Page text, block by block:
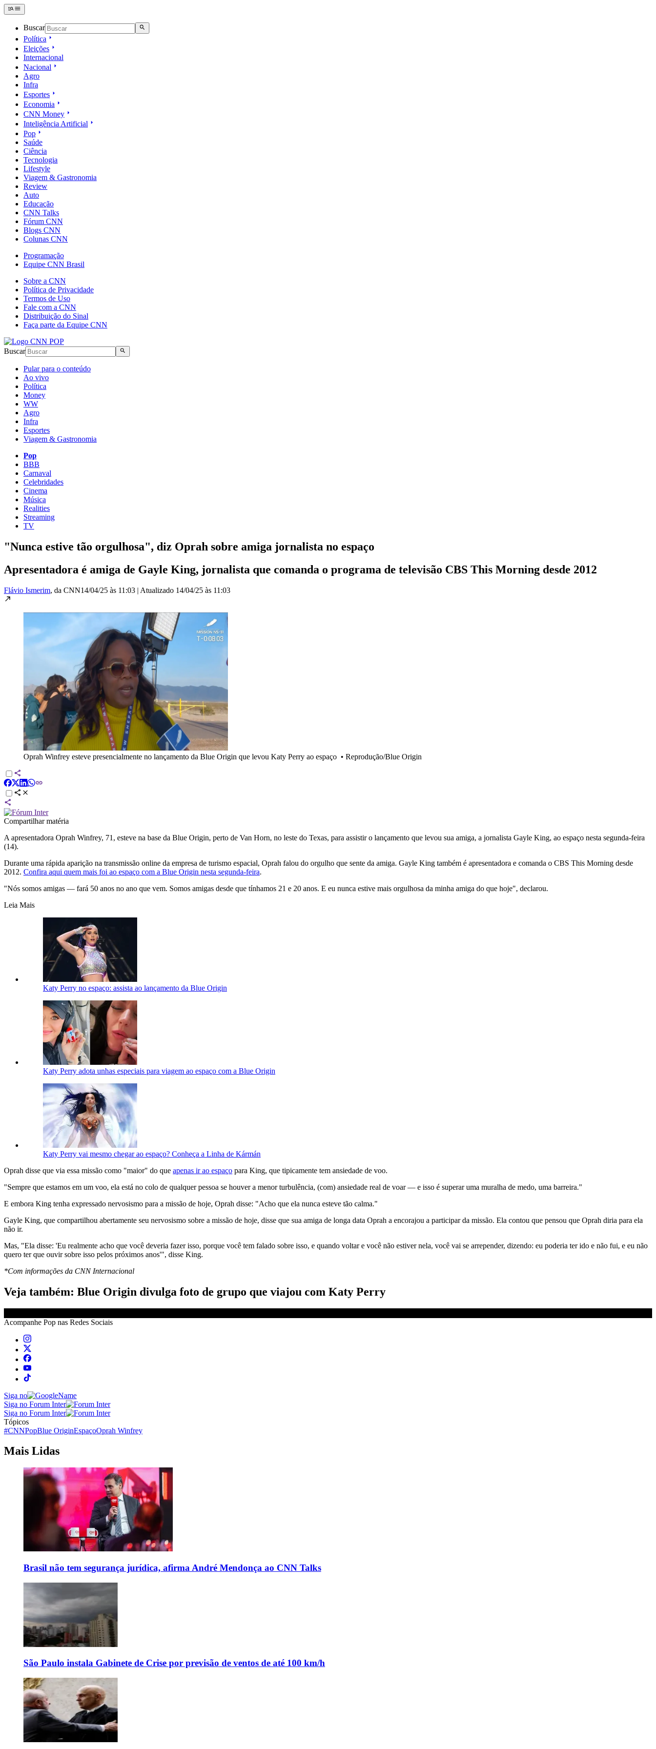
Buscar
Política
Eleições
Internacional
Nacional
Agro
Infra
Esportes
Economia
CNN Money
Inteligência Artificial
Pop
Saúde
Ciência
Tecnologia
Lifestyle
Viagem & Gastronomia
Review
Auto
Educação
CNN Talks
Fórum CNN
Blogs CNN
Colunas CNN
Programação
Equipe CNN Brasil
Sobre a CNN
Política de Privacidade
Termos de Uso
Fale com a CNN
Distribuição do Sinal
Faça parte da Equipe CNN
Buscar
Pular para o conteúdo
Ao vivo
Política
Money
WW
Agro
Infra
Esportes
Viagem & Gastronomia
Pop
BBB
Carnaval
Celebridades
Cinema
Música
Realities
Streaming
TV
"Nunca estive tão orgulhosa", diz Oprah sobre amiga jornalista no espaço
Apresentadora é amiga de Gayle King, jornalista que comanda o programa de televisão CBS This Morning desde 2012
Flávio Ismerim, da CNN14/04/25 às 11:03 | Atualizado 14/04/25 às 11:03
Oprah Winfrey esteve presencialmente no lançamento da Blue Origin que levou Katy Perry ao espaço • Reprodução/Blue Origin
Compartilhar matéria
A apresentadora Oprah Winfrey, 71, esteve na base da Blue Origin, perto de Van Horn, no leste do Texas, para assistir o lançamento que levou sua amiga, a jornalista Gayle King, ao espaço nesta segunda-feira
(14).
Durante uma rápida aparição na transmissão online da empresa de turismo espacial, Oprah falou do orgulho que sente da amiga. Gayle King também é apresentadora e comanda o CBS This Morning desde
2012. Confira aqui quem mais foi ao espaço com a Blue Origin nesta segunda-feira.
"Nós somos amigas — fará 50 anos no ano que vem. Somos amigas desde que tínhamos 21 e 20 anos. E eu nunca estive mais orgulhosa da minha amiga do que hoje", declarou.
Leia Mais
Katy Perry no espaço: assista ao lançamento da Blue Origin
Katy Perry adota unhas especiais para viagem ao espaço com a Blue Origin
Katy Perry vai mesmo chegar ao espaço? Conheça a Linha de Kármán
Oprah disse que via essa missão como "maior" do que apenas ir ao espaço para King, que tipicamente tem ansiedade de voo.
"Sempre que estamos em um voo, ela está no colo de qualquer pessoa se houver a menor turbulência, (com) ansiedade real de voar — e isso é superar uma muralha de medo, uma barreira."
E embora King tenha expressado nervosismo para a missão de hoje, Oprah disse: "Acho que ela nunca esteve tão calma."
Gayle King, que compartilhou abertamente seu nervosismo sobre a missão de hoje, disse que sua amiga de longa data Oprah a encorajou a participar da missão. Ela contou que pensou que Oprah diria para ela
não ir.
Mas, "Ela disse: 'Eu realmente acho que você deveria fazer isso, porque você tem falado sobre isso, e quando voltar e você não estiver nela, você vai se arrepender, dizendo: eu poderia ter ido e não fui, e eu não
quero ter que ouvir sobre isso pelos próximos anos'", disse King.
*Com informações da CNN Internacional
Veja também: Blue Origin divulga foto de grupo que viajou com Katy Perry
Acompanhe Pop nas Redes Sociais
Siga no
Siga no Forum Inter
Siga no Forum Inter
Tópicos
#CNNPopBlue OriginEspaçoOprah Winfrey
Mais Lidas
Brasil não tem segurança jurídica, afirma André Mendonça ao CNN Talks
São Paulo instala Gabinete de Crise por previsão de ventos de até 100 km/h